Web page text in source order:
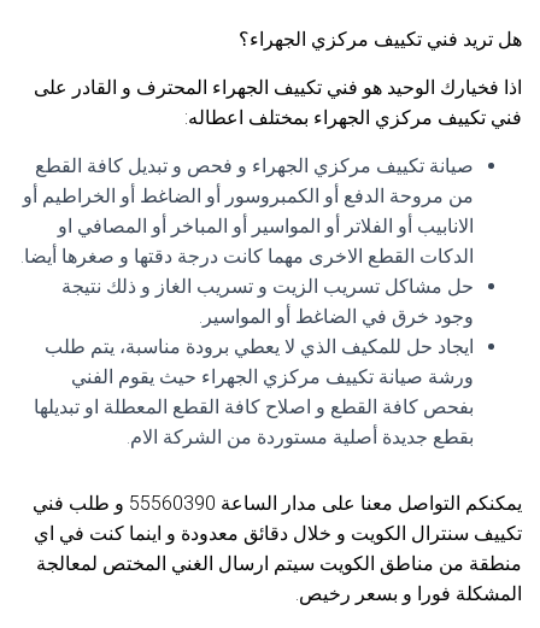
هل تريد فني تكييف مركزي الجهراء؟
اذا فخيارك الوحيد هو فني تكييف الجهراء المحترف و القادر على
فني تكييف مركزي الجهراء بمختلف اعطاله:
صيانة تكييف مركزي الجهراء و فحص و تبديل كافة القطع
من مروحة الدفع أو الكمبروسور أو الضاغط أو الخراطيم أو
الانابيب أو الفلاتر أو المواسير أو المباخر أو المصافي او
الدكات القطع الاخرى مهما كانت درجة دقتها و صغرها أيضا.
حل مشاكل تسريب الزيت و تسريب الغاز و ذلك نتيجة
وجود خرق في الضاغط أو المواسير.
ايجاد حل للمكيف الذي لا يعطي برودة مناسبة، يتم طلب
ورشة صيانة تكييف مركزي الجهراء حيث يقوم الفني
بفحص كافة القطع و اصلاح كافة القطع المعطلة او تبديلها
بقطع جديدة أصلية مستوردة من الشركة الام.
يمكنكم التواصل معنا على مدار الساعة 55560390 و طلب فني
تكييف سنترال الكويت و خلال دقائق معدودة و اينما كنت في اي
منطقة من مناطق الكويت سيتم ارسال الغني المختص لمعالجة
المشكلة فورا و بسعر رخيص.